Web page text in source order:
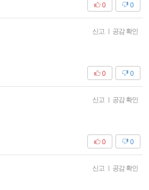
0
0
신고 | 공감 확인
0
0
신고 | 공감 확인
0
0
신고 | 공감 확인